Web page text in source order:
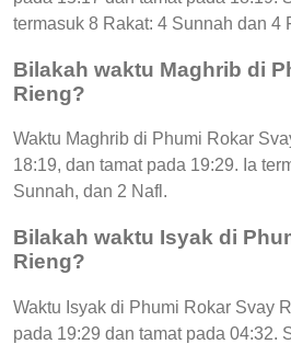
termasuk 8 Rakat: 4 Sunnah dan 4
Bilakah waktu Maghrib di
Rieng?
Waktu Maghrib di Phumi Rokar
18:19, dan tamat pada 19:29. Ia
Sunnah, dan 2 Nafl.
Bilakah waktu Isyak di
Rieng?
Waktu Isyak di Phumi Rokar Svay
pada 19:29 dan tamat pada 04:32.